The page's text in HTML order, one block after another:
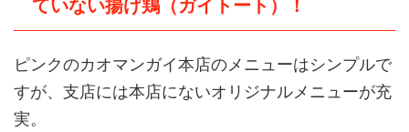
ピンクのカオマンガイ本店のメニューはシンプルで
すが、支店には本店にないオリジナルメニューが充
実。